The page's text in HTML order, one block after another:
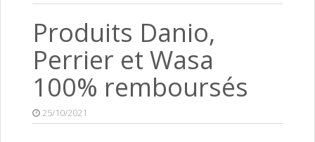
Produits Danio,
Perrier et Wasa
100% remboursés
25/10/2021